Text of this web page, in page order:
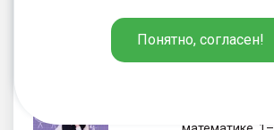
Понятно, согласен!